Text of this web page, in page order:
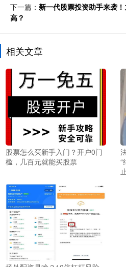
下一篇： 新一代股票投资助手来袭
高？
相关文章
股票怎么买新手入门？开户0门
槛，几百元就能买股票
“